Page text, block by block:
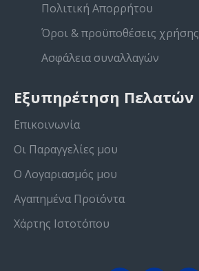
Πολιτική Απορρήτου
Όροι & προϋποθέσεις χρήσης
Ασφάλεια συναλλαγών
Εξυπηρέτηση Πελατών
Επικοινωνία
Οι Παραγγελίες μου
Ο Λογαριασμός μου
Αγαπημένα Προϊόντα
Χάρτης Ιστοτόπου